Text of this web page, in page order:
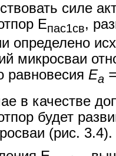
силе
Епас1св,
определено
микросваи
равновесия Еа
в качестве
будет
(рис. 3.4).